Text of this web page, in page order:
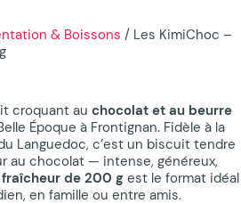
& Boissons / Les KimiChoc –
croquant au chocolat et au beurre
Époque à Frontignan. Fidèle à la
Languedoc, c’est un biscuit tendre
au chocolat — intense, généreux,
de 200 g est le format idéal
en famille ou entre amis.